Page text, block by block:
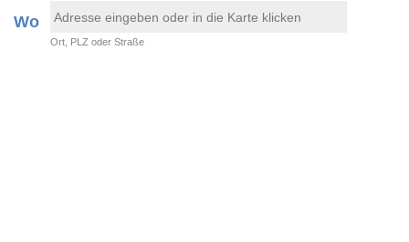
Wo
Ort, PLZ oder Straße